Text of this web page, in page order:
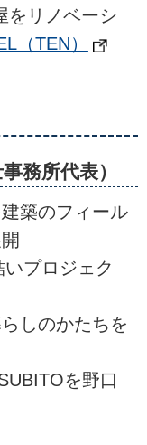
をリノベーシ
（TEN）
務所代表）
築のフィール
プロジェク
しのかたちを
を野口